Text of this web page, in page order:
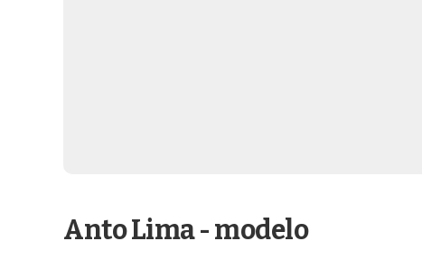
Anto Lima - modelo